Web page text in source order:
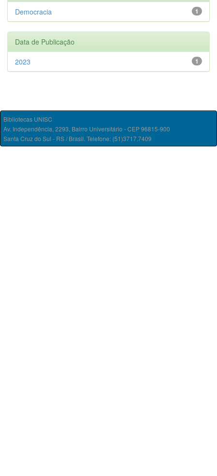
1
Democracia
Data de Publicação
1
2023
Bibliotecas UNISC
Av. Independência, 2293, Bairro Universitário - CEP 96815-900
Santa Cruz do Sul - RS / Brasil. Telefone: (51)3717.7409